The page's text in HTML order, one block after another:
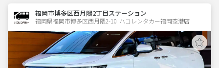
福岡市博多区西月隈2丁目ステーション
福岡県福岡市博多区西月隈2-10  ハコレンタカー福岡空港店